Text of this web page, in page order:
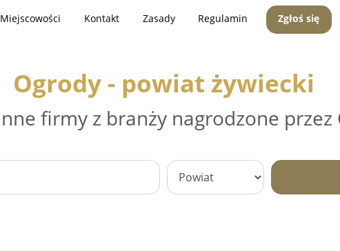
Miejscowości Kontakt Zasady Regulamin Zgłoś się
Ogrody - powiat żywiecki
firmy z branży nagrodzone przez